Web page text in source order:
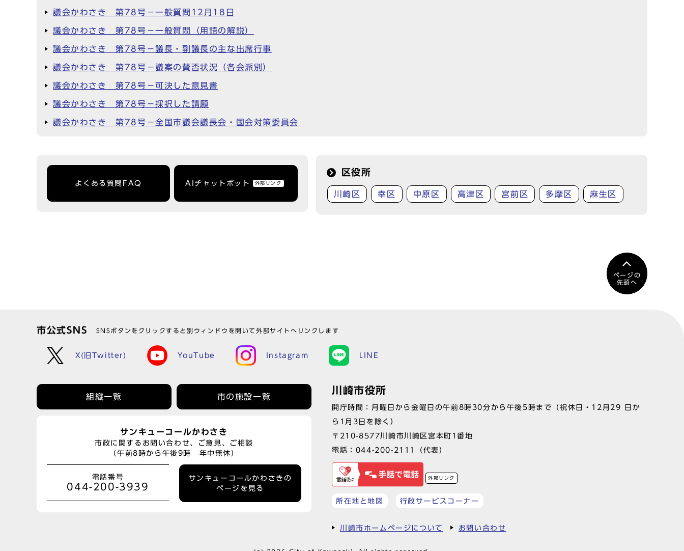
議会かわさき 第78号－一般質問12月18日
議会かわさき 第78号－一般質問（用語の解説）
議会かわさき 第78号－議長・副議長の主な出席行事
議会かわさき 第78号－議案の賛否状況（各会派別）
議会かわさき 第78号－可決した意見書
議会かわさき 第78号－採択した請願
議会かわさき 第78号－全国市議会議長会・国会対策委員会
よくある質問FAQ AIチャットボット 外部リンク
区役所
川崎区 幸区 中原区 高津区 宮前区 多摩区 麻生区
ページの
先頭へ
市公式SNS SNSボタンをクリックすると別ウィンドウを開いて外部サイトへリンクします
X(旧Twitter) YouTube Instagram LINE
組織一覧 市の施設一覧
サンキューコールかわさき
市政に関するお問い合わせ、ご意見、ご相談
（午前8時から午後9時 年中無休）
電話番号
044-200-3939
サンキューコールかわさきの
ページを見る
川崎市役所
開庁時間：月曜日から金曜日の午前8時30分から午後5時まで（祝休日・12月29 日か
ら1月3日を除く）
〒210-8577川崎市川崎区宮本町1番地
電話： 044-200-2111 （代表）
外部リンク
所在地と地図 行政サービスコーナー
川崎市ホームページについて お問い合わせ